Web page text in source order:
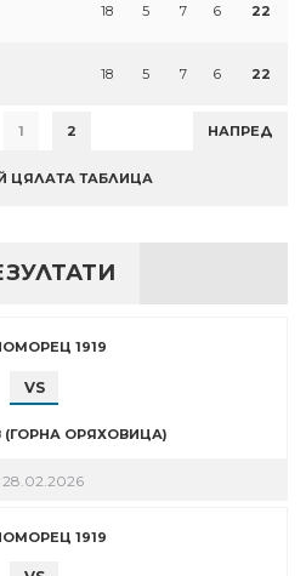
18 5 7 6 22
18 5 7 6 22
1 2 НАПРЕД
ЦЯЛАТА ТАБЛИЦА
1919
VS
ОРЯХОВИЦА)
28.02.2026
1919